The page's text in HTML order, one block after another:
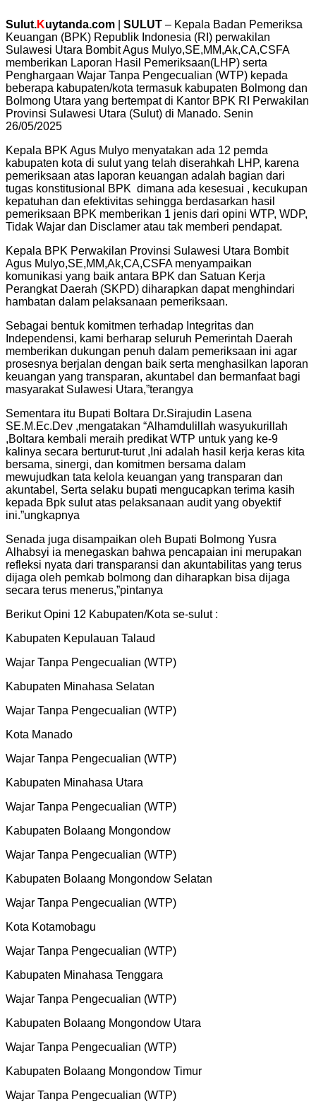
Sulut.Kuytanda.com SULUT – Kepala Badan Pemeriksa
Keuangan (BPK) Republik Indonesia (RI) perwakilan
Sulawesi Utara Bombit Agus Mulyo,SE,MM,Ak,CA,CSFA
memberikan Laporan Hasil Pemeriksaan(LHP) serta
Penghargaan Wajar Tanpa Pengecualian (WTP) kepada
beberapa kabupaten/kota termasuk kabupaten Bolmong dan
Bolmong Utara yang bertempat di Kantor BPK RI Perwakilan
Provinsi Sulawesi Utara (Sulut) di Manado. Senin
26/05/2025
Kepala BPK Agus Mulyo menyatakan ada 12 pemda
kabupaten kota di sulut yang telah diserahkah LHP, karena
pemeriksaan atas laporan keuangan adalah bagian dari
tugas konstitusional BPK dimana ada kesesuai , kecukupan
kepatuhan dan efektivitas sehingga berdasarkan hasil
pemeriksaan BPK memberikan 1 jenis dari opini WTP, WDP,
Tidak Wajar dan Disclamer atau tak memberi pendapat.
Kepala BPK Perwakilan Provinsi Sulawesi Utara Bombit
Agus Mulyo,SE,MM,Ak,CA,CSFA menyampaikan
komunikasi yang baik antara BPK dan Satuan Kerja
Perangkat Daerah (SKPD) diharapkan dapat menghindari
hambatan dalam pelaksanaan pemeriksaan.
Sebagai bentuk komitmen terhadap Integritas dan
Independensi, kami berharap seluruh Pemerintah Daerah
memberikan dukungan penuh dalam pemeriksaan ini agar
prosesnya berjalan dengan baik serta menghasilkan laporan
keuangan yang transparan, akuntabel dan bermanfaat bagi
masyarakat Sulawesi Utara,”terangya
Sementara itu Bupati Boltara Dr.Sirajudin Lasena
SE.M.Ec.Dev ,mengatakan “Alhamdulillah wasyukurillah
,Boltara kembali meraih predikat WTP untuk yang ke-9
kalinya secara berturut-turut ,Ini adalah hasil kerja keras kita
bersama, sinergi, dan komitmen bersama dalam
mewujudkan tata kelola keuangan yang transparan dan
akuntabel, Serta selaku bupati mengucapkan terima kasih
kepada Bpk sulut atas pelaksanaan audit yang obyektif
ini.”ungkapnya
Senada juga disampaikan oleh Bupati Bolmong Yusra
Alhabsyi ia menegaskan bahwa pencapaian ini merupakan
refleksi nyata dari transparansi dan akuntabilitas yang terus
dijaga oleh pemkab bolmong dan diharapkan bisa dijaga
secara terus menerus,”pintanya
Berikut Opini 12 Kabupaten/Kota se-sulut :
Kabupaten Kepulauan Talaud
Wajar Tanpa Pengecualian (WTP)
Kabupaten Minahasa Selatan
Wajar Tanpa Pengecualian (WTP)
Kota Manado
Wajar Tanpa Pengecualian (WTP)
Kabupaten Minahasa Utara
Wajar Tanpa Pengecualian (WTP)
Kabupaten Bolaang Mongondow
Wajar Tanpa Pengecualian (WTP)
Kabupaten Bolaang Mongondow Selatan
Wajar Tanpa Pengecualian (WTP)
Kota Kotamobagu
Wajar Tanpa Pengecualian (WTP)
Kabupaten Minahasa Tenggara
Wajar Tanpa Pengecualian (WTP)
Kabupaten Bolaang Mongondow Utara
Wajar Tanpa Pengecualian (WTP)
Kabupaten Bolaang Mongondow Timur
Wajar Tanpa Pengecualian (WTP)